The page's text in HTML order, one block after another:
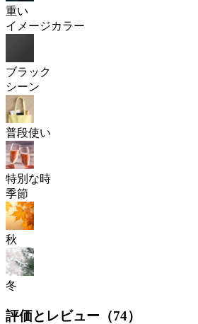
重い
イメージカラー
ブラック
シーン
普段使い
特別な時
季節
秋
冬
評価とレビュー（74）